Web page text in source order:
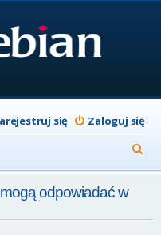
Zaloguj się
się
z
k
odpowiadać w